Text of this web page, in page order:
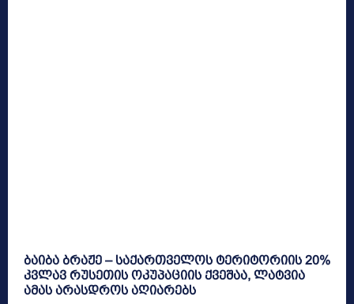
ბაიბა ბრაჟე – საქართველოს ტერიტორიის 20%
კვლავ რუსეთის ოკუპაციის ქვეშაა, ლატვია
ამას არასდროს აღიარებს